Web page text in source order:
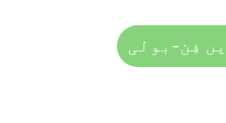
فِن-بولی